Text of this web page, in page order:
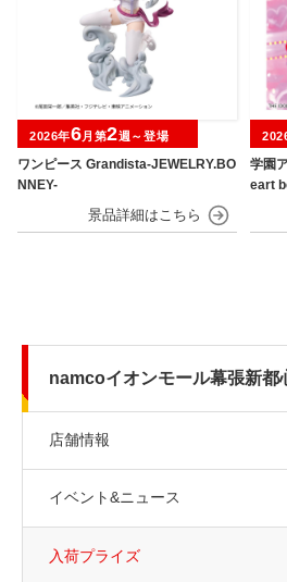
ワンピース Grandista-JEWELRY.BO
NNEY-
2026年6月第2週～登場
学園
eart
namcoイオンモール幕張新都
店舗情報
イベント&ニュース
入荷プライズ